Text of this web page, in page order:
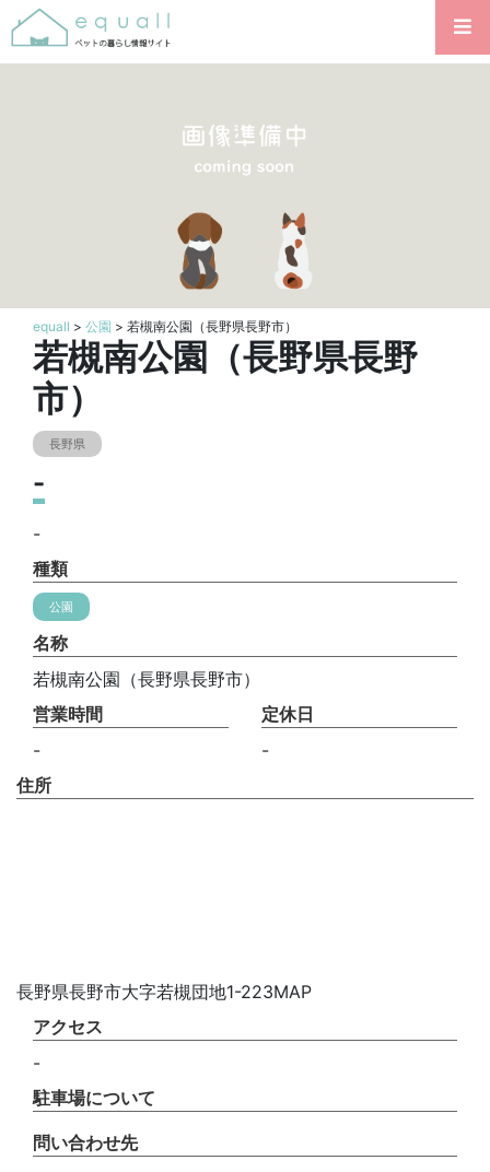
equall > 公園 > 若槻南公園（長野県長野市）
若槻南公園（長野県長野
市）
長野県
-
-
種類
公園
名称
若槻南公園（長野県長野市）
営業時間
-
定休日
-
住所
長野県長野市大字若槻団地1-223MAP
アクセス
-
駐車場について
問い合わせ先